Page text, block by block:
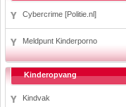
Cybercrime [Politie.nl]
Meldpunt Kinderporno
Kinderopvang
Kindvak